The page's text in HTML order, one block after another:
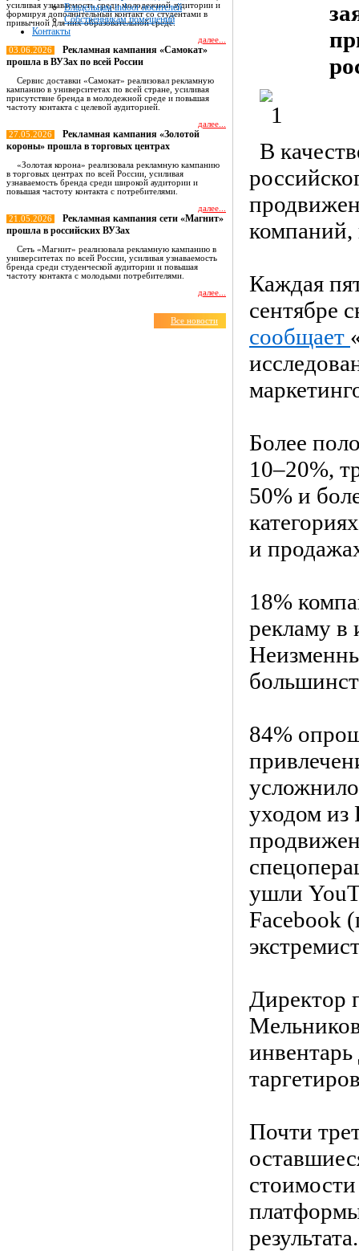
Владельцам indoor носителей
Собственникам помещений
Контакты
усиливая узнаваемость среди молодежной аудитории и
формируя дополнительный контакт со студентами в
привычной для них образовательной среде.
далее...
03.06.2026
Рекламная кампания «Самокат»
прошла в ВУЗах по всей России
Сервис доставки «Самокат» реализовал рекламную
кампанию в университетах по всей стране, усиливая
присутствие бренда в молодежной среде и повышая
частоту контакта с целевой аудиторией.
далее...
27.05.2026
Рекламная кампания «Золотой
короны» прошла в торговых центрах
«Золотая корона» реализовала рекламную кампанию
в торговых центрах по всей России, усиливая
узнаваемость бренда среди широкой аудитории и
повышая частоту контакта с потребителями.
далее...
21.05.2026
Рекламная кампания сети «Магнит»
прошла в российских ВУЗах
Сеть «Магнит» реализовала рекламную кампанию в
университетах по всей России, усиливая узнаваемость
бренда среди студенческой аудитории и повышая
частоту контакта с молодыми потребителями.
далее...
Все новости
В
компаний,
Каждая
сентябре
сообщает
Более
10–20%,
50% и
и
18%
рекламу в
84%
уходом из
ушли
Facebook
Директор
Мельников
Почти
результата.